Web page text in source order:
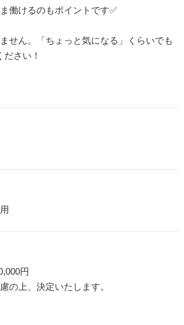
働けるのもポイントです✅
せん。「ちょっと気になる」くらいでも
さい！
円
の上、決定いたします。